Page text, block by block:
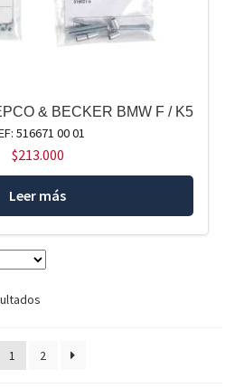
& BECKER BMW F / K5
516671 00 01
$213.000
Leer más
1 2